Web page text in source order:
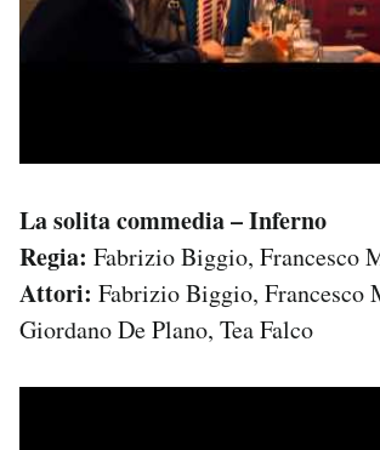
La solita commedia – Inferno
Regia: Fabrizio Biggio, Francesco
Attori: Fabrizio Biggio, Francesco
Giordano De Plano, Tea Falco